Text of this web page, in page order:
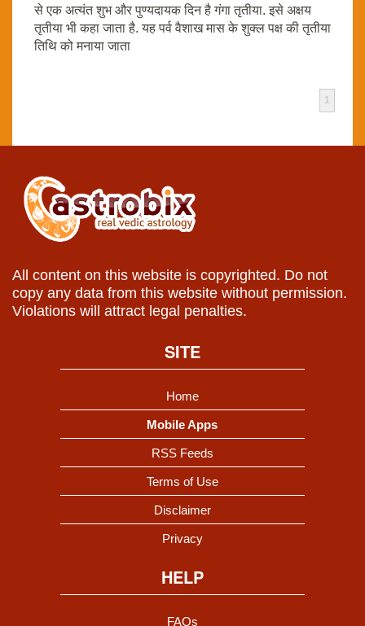
से एक अत्यंत शुभ और पुण्यदायक दिन है गंगा तृतीया. इसे अक्षय
तृतीया भी कहा जाता है. यह पर्व वैशाख मास के शुक्ल पक्ष की तृतीया
तिथि को मनाया जाता
1
All content on this website is copyrighted. Do not
copy any data from this website without permission.
Violations will attract legal penalties.
SITE
Home
Mobile Apps
RSS Feeds
Terms of Use
Disclaimer
Privacy
HELP
FAQs